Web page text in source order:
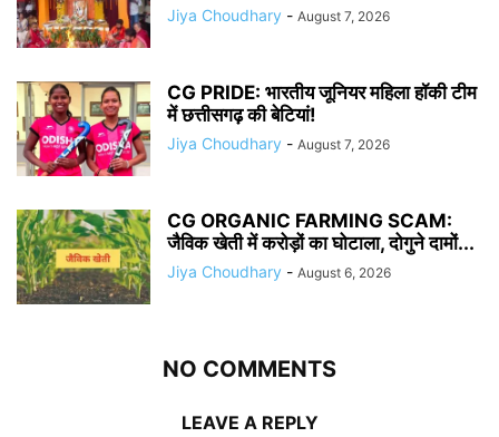
Jiya Choudhary - August 7, 2026
CG PRIDE: भारतीय जूनियर महिला हॉकी टीम
में छत्तीसगढ़ की बेटियां!
Jiya Choudhary - August 7, 2026
CG ORGANIC FARMING SCAM:
जैविक खेती में करोड़ों का घोटाला, दोगुने दामों...
Jiya Choudhary - August 6, 2026
NO COMMENTS
LEAVE A REPLY